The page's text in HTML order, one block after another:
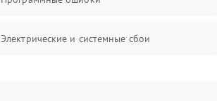
Электрические и системные сбои